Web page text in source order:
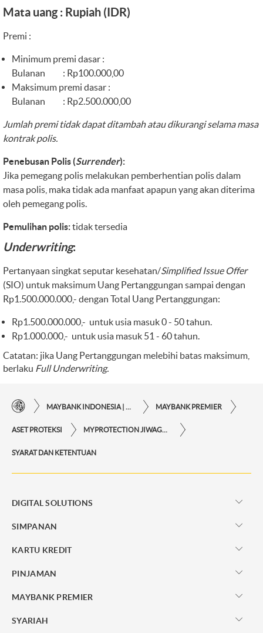
Mata uang : Rupiah (IDR)
Premi :
Minimum premi dasar :
Bulanan : Rp100.000,00
Maksimum premi dasar :
Bulanan : Rp2.500.000,00
Jumlah premi tidak dapat ditambah atau dikurangi selama masa
kontrak polis.
Penebusan Polis (Surrender):
Jika pemegang polis melakukan pemberhentian polis dalam
masa polis, maka tidak ada manfaat apapun yang akan diterima
oleh pemegang polis.
Pemulihan polis:tidak tersedia
Underwriting:
Pertanyaan singkat seputar kesehatan/Simplified Issue Offer
(SIO) untuk maksimum Uang Pertanggungan sampai dengan
Rp1.500.000.000,- dengan Total Uang Pertanggungan:
Rp1.500.000.000,- untuk usia masuk 0 - 50 tahun.
Rp1.000.000,- untuk usia masuk 51 - 60 tahun.
Catatan: jika Uang Pertanggungan melebihi batas maksimum,
berlaku Full Underwriting.
MAYBANK PREMIER
ASET PROTEKSI
SYARAT DAN KETENTUAN
DIGITAL SOLUTIONS
SIMPANAN
KARTU KREDIT
PINJAMAN
MAYBANK PREMIER
SYARIAH